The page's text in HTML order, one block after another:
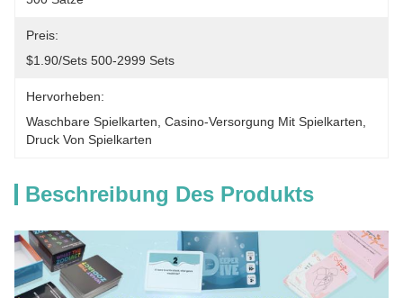
Preis:
$1.90/sets 500-2999 Sets
Hervorheben:
Waschbare Spielkarten Casino-Versorgung Mit Spielkarten
Druck Von Spielkarten
Beschreibung Des Produkts